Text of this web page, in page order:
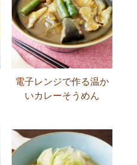
電子レンジで作る温か
いカレーそうめん